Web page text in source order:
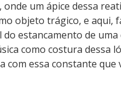
um ápice dessa
objeto trágico, e aqui,
estancamento de
como costura dessa
essa constante